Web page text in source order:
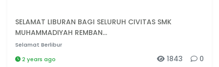
SELAMAT LIBURAN BAGI SELURUH CIVITAS SMK
MUHAMMADIYAH REMBAN...
Selamat Berlibur
2 years ago
0
1843